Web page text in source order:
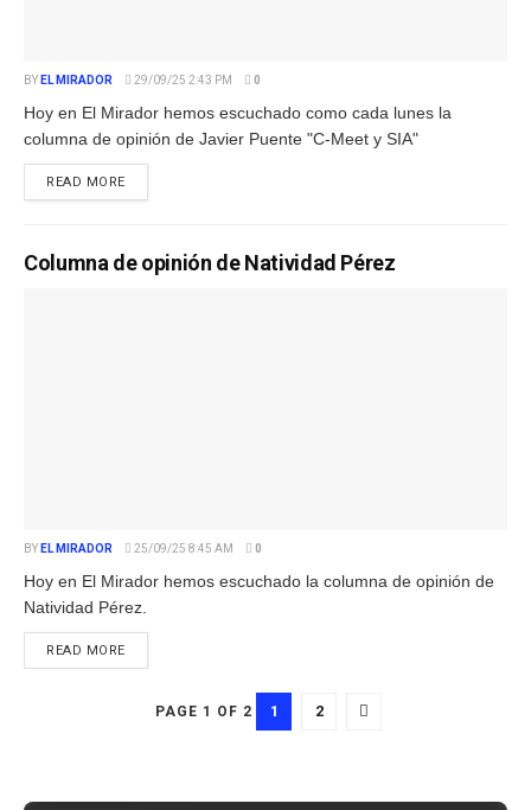
BY EL MIRADOR 29/09/25 2:43 PM 0
Hoy en El Mirador hemos escuchado como cada lunes la
columna de opinión de Javier Puente "C-Meet y SIA"
READ MORE
Columna de opinión de Natividad Pérez
BY EL MIRADOR 25/09/25 8:45 AM 0
Hoy en El Mirador hemos escuchado la columna de opinión de
Natividad Pérez.
READ MORE
PAGE 1 OF 2 1 2